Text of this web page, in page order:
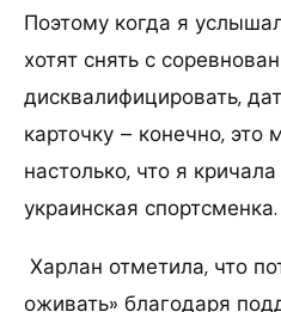
Поэтому когда я
хотят снять с
дисквалифицировать,
карточку – конечно, это
настолько, что я
украинская спортсменка.
Харлан отметила, что
оживать» благодаря